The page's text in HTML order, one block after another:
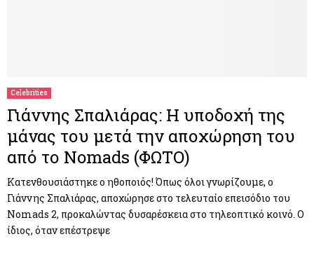
Celebrities
Γιάννης Σπαλιάρας: Η υποδοχή της
μάνας του μετά την αποχώρηση του
από το Nomads (ΦΩΤΟ)
Κατενθουσιάστηκε ο ηθοποιός! Όπως όλοι γνωρίζουμε, ο
Γιάννης Σπαλιάρας, αποχώρησε στο τελευταίο επεισόδιο του
Nomads 2, προκαλώντας δυσαρέσκεια στο τηλεοπτικό κοινό. Ο
ίδιος, όταν επέστρεψε